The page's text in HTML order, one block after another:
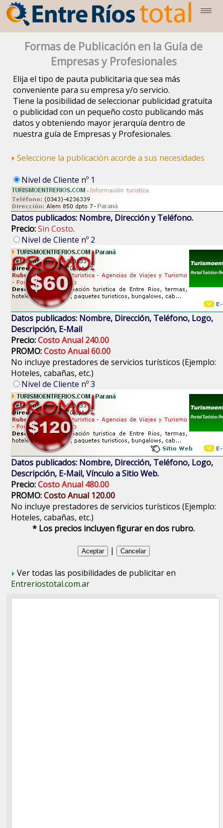
Formas de Publicación en la Guía de
Empresas y Profesionales
Elija el tipo de pauta publicitaria que sea más
conveniente para su empresa y/o servicio.
Tiene la posibilidad de seleccionar publicidad gratuita
o publicidad con un pequeño costo publicando más
datos y obteniendo mayor jerarquía dentro de
nuestra guía de Empresas y Profesionales.
Seleccione la publicación acorde a sus necesidades
Nivel de Cliente nº 1
Datos publicados: Nombre, Dirección y Teléfono.
Precio:Sin Costo.
Nivel de Cliente nº 2
Datos publicados: Nombre, Dirección, Teléfono, Logo,
Descripción, E-Mail
Precio:Costo Anual 240.00
PROMO:Costo Anual 60.00
No incluye prestadores de servicios turísticos (Ejemplo:
Hoteles, cabañas, etc.)
Nivel de Cliente nº 3
Datos publicados: Nombre, Dirección, Teléfono, Logo,
Descripción, E-Mail, Vínculo a Sitio Web.
Precio:Costo Anual 480.00
PROMO:Costo Anual 120.00
No incluye prestadores de servicios turísticos (Ejemplo:
Hoteles, cabañas, etc.)
* Los precios incluyen figurar en dos rubro.
|
Ver todas las posibilidades de publicitar en
Entreriostotal.com.ar